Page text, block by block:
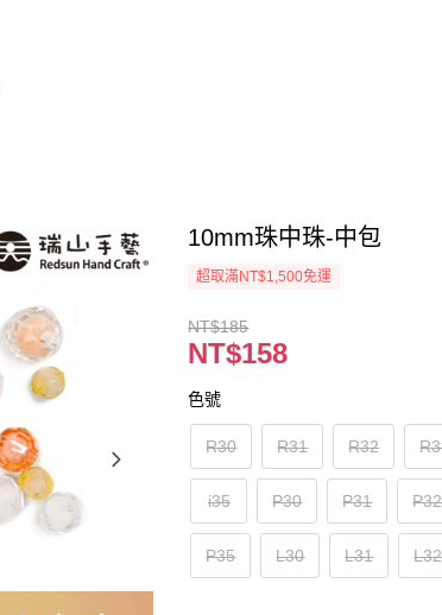
10mm珠中珠-中包
超取滿NT$1,500免運
NT$185
NT$158
色號
R30 R31 R32
i35 P30 P31 P32
P35 L30 L31 L32